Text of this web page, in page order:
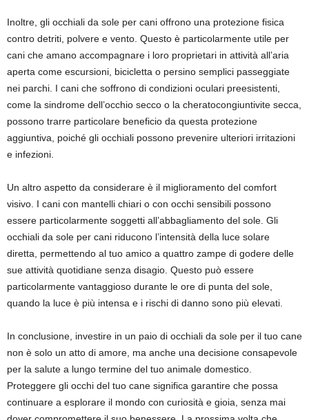
Inoltre, gli occhiali da sole per cani offrono una protezione fisica
contro detriti, polvere e vento. Questo è particolarmente utile per
cani che amano accompagnare i loro proprietari in attività all’aria
aperta come escursioni, bicicletta o persino semplici passeggiate
nei parchi. I cani che soffrono di condizioni oculari preesistenti,
come la sindrome dell’occhio secco o la cheratocongiuntivite secca,
possono trarre particolare beneficio da questa protezione
aggiuntiva, poiché gli occhiali possono prevenire ulteriori irritazioni
e infezioni.
Un altro aspetto da considerare è il miglioramento del comfort
visivo. I cani con mantelli chiari o con occhi sensibili possono
essere particolarmente soggetti all’abbagliamento del sole. Gli
occhiali da sole per cani riducono l’intensità della luce solare
diretta, permettendo al tuo amico a quattro zampe di godere delle
sue attività quotidiane senza disagio. Questo può essere
particolarmente vantaggioso durante le ore di punta del sole,
quando la luce è più intensa e i rischi di danno sono più elevati.
In conclusione, investire in un paio di occhiali da sole per il tuo cane
non è solo un atto di amore, ma anche una decisione consapevole
per la salute a lungo termine del tuo animale domestico.
Proteggere gli occhi del tuo cane significa garantire che possa
continuare a esplorare il mondo con curiosità e gioia, senza mai